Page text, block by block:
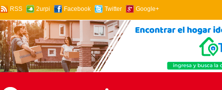
RSS 2urpi Facebook Twitter Google+